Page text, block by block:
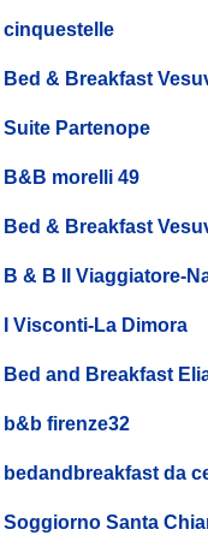
cinquestelle
Bed & Breakfast
Suite Partenope
B&B morelli 49
Bed & Breakfast
B & B Il Viaggiatore-
I Visconti-La Dimora
Bed and Breakfast
b&b firenze32
bedandbreakfast da
Soggiorno Santa